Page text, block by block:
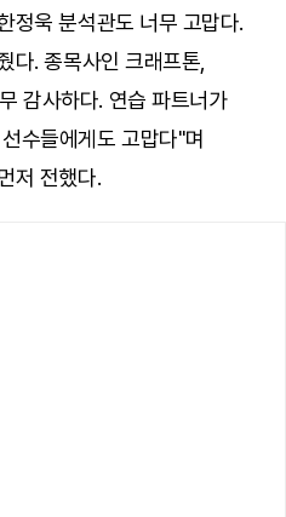
정욱 분석관도 너무 고맙다.
다. 종목사인 크래프톤,
감사하다. 연습 파트너가
수들에게도 고맙다"며
저 전했다.